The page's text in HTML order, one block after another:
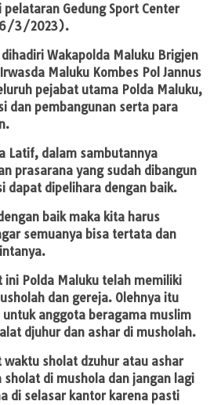
Gedung Sport Center
3/2023).
Wakapolda Maluku Brigjen
Maluku Kombes Pol Jannus
pejabat utama Polda Maluku,
dan pembangunan serta para
Latif, dalam sambutannya
prasarana yang sudah dibangun
dapat dipelihara dengan baik.
baik maka kita harus
semuanya bisa tertata dan
ini Polda Maluku telah memiliki
dan gereja. Olehnya itu
anggota beragama muslim
djuhur dan ashar di musholah.
waktu sholat dzuhur atau ashar
sholat di mushola dan jangan lagi
di selasar kantor karena pasti